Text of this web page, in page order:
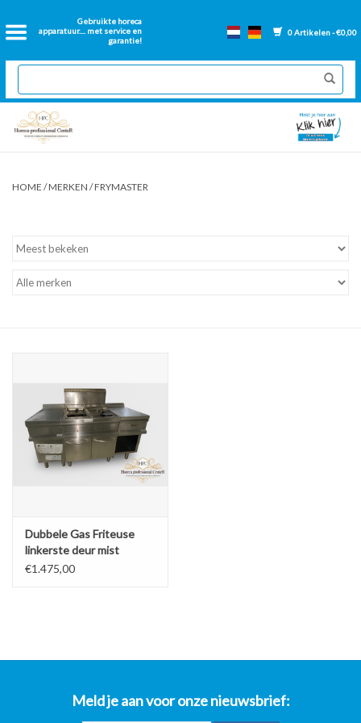
Gebruikte horeca
apparatuur.... met service en
garantie!
0 Artikelen - €0,00
Home
2dehands Horeca
Nieuwe apparatuur
Onderdelen bakwanden
HOME /MERKEN /FRYMASTER
Dubbele Gas Friteuse
linkerste deur mist
€1.475,00
Meld je aan voor onze nieuwsbrief: